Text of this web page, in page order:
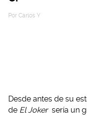
Por Carlos Y
Desde antes de su
de El Joker sería un